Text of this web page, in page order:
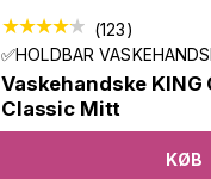
(123)
✅HOLDBAR
Vaskehandske KING
Classic Mitt
KØB